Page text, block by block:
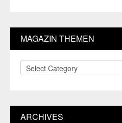
MAGAZIN THEMEN
Magazin
Themen
ARCHIVES